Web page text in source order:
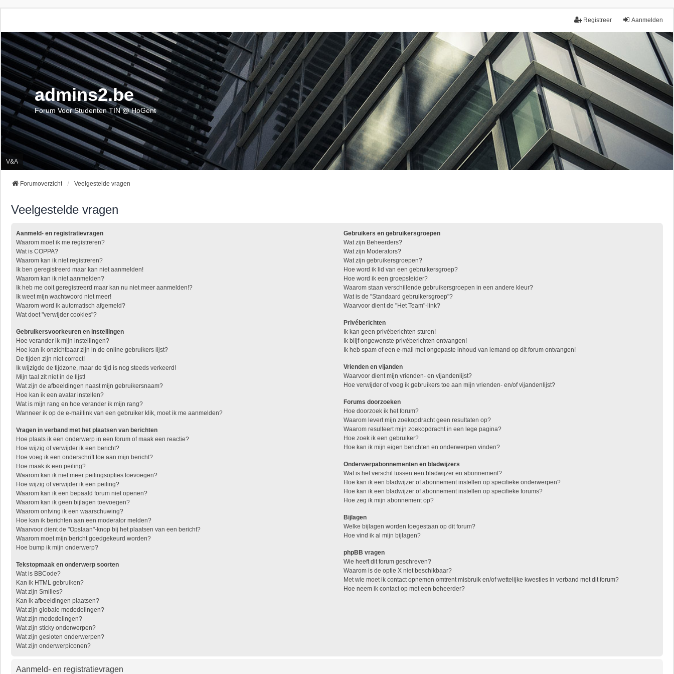
Aanmelden
Registreer
admins2.be
Forum Voor Studenten TIN @ HoGent
V&A
Forumoverzicht Veelgestelde vragen
Veelgestelde vragen
Aanmeld- en registratievragen
Waarom moet ik me registreren?
Wat is COPPA?
Waarom kan ik niet registreren?
Ik ben geregistreerd maar kan niet aanmelden!
Waarom kan ik niet aanmelden?
Ik heb me ooit geregistreerd maar kan nu niet meer aanmelden!?
Ik weet mijn wachtwoord niet meer!
Waarom word ik automatisch afgemeld?
Wat doet "verwijder cookies"?
Gebruikersvoorkeuren en instellingen
Hoe verander ik mijn instellingen?
Hoe kan ik onzichtbaar zijn in de online gebruikers lijst?
De tijden zijn niet correct!
Ik wijzigde de tijdzone, maar de tijd is nog steeds verkeerd!
Mijn taal zit niet in de lijst!
Wat zijn de afbeeldingen naast mijn gebruikersnaam?
Hoe kan ik een avatar instellen?
Wat is mijn rang en hoe verander ik mijn rang?
Wanneer ik op de e-maillink van een gebruiker klik, moet ik me aanmelden?
Vragen in verband met het plaatsen van berichten
Hoe plaats ik een onderwerp in een forum of maak een reactie?
Hoe wijzig of verwijder ik een bericht?
Hoe voeg ik een onderschrift toe aan mijn bericht?
Hoe maak ik een peiling?
Waarom kan ik niet meer peilingsopties toevoegen?
Hoe wijzig of verwijder ik een peiling?
Waarom kan ik een bepaald forum niet openen?
Waarom kan ik geen bijlagen toevoegen?
Waarom ontving ik een waarschuwing?
Hoe kan ik berichten aan een moderator melden?
Waarvoor dient de "Opslaan"-knop bij het plaatsen van een bericht?
Waarom moet mijn bericht goedgekeurd worden?
Hoe bump ik mijn onderwerp?
Tekstopmaak en onderwerp soorten
Wat is BBCode?
Kan ik HTML gebruiken?
Wat zijn Smilies?
Kan ik afbeeldingen plaatsen?
Wat zijn globale mededelingen?
Wat zijn mededelingen?
Wat zijn sticky onderwerpen?
Wat zijn gesloten onderwerpen?
Wat zijn onderwerpiconen?
Gebruikers en gebruikersgroepen
Wat zijn Beheerders?
Wat zijn Moderators?
Wat zijn gebruikersgroepen?
Hoe word ik lid van een gebruikersgroep?
Hoe word ik een groepsleider?
Waarom staan verschillende gebruikersgroepen in een andere kleur?
Wat is de "Standaard gebruikersgroep"?
Waarvoor dient de "Het Team"-link?
Privéberichten
Ik kan geen privéberichten sturen!
Ik blijf ongewenste privéberichten ontvangen!
Ik heb spam of een e-mail met ongepaste inhoud van iemand op dit forum ontvangen!
Vrienden en vijanden
Waarvoor dient mijn vrienden- en vijandenlijst?
Hoe verwijder of voeg ik gebruikers toe aan mijn vrienden- en/of vijandenlijst?
Forums doorzoeken
Hoe doorzoek ik het forum?
Waarom levert mijn zoekopdracht geen resultaten op?
Waarom resulteert mijn zoekopdracht in een lege pagina?
Hoe zoek ik een gebruiker?
Hoe kan ik mijn eigen berichten en onderwerpen vinden?
Onderwerpabonnementen en bladwijzers
Wat is het verschil tussen een bladwijzer en abonnement?
Hoe kan ik een bladwijzer of abonnement instellen op specifieke onderwerpen?
Hoe kan ik een bladwijzer of abonnement instellen op specifieke forums?
Hoe zeg ik mijn abonnement op?
Bijlagen
Welke bijlagen worden toegestaan op dit forum?
Hoe vind ik al mijn bijlagen?
phpBB vragen
Wie heeft dit forum geschreven?
Waarom is de optie X niet beschikbaar?
Met wie moet ik contact opnemen omtrent misbruik en/of wettelijke kwesties in verband met dit forum?
Hoe neem ik contact op met een beheerder?
Aanmeld- en registratievragen